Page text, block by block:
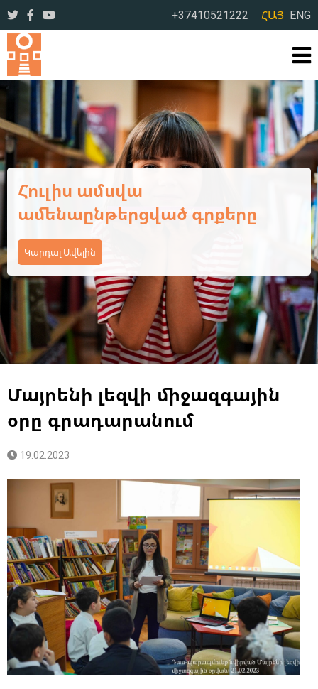
+37410521222 ՀԱՅ ENG
Ամառային օրեր՝ լի
ընթերցանությամբ ու
բացահայտումներով
Կարդալ Ավելին
Մայրենի լեզվի միջազգային
օրը գրադարանում
19.02.2023